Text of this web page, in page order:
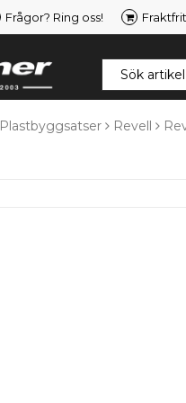
Frågor? Ring oss!
Plastbyggsatser Revell